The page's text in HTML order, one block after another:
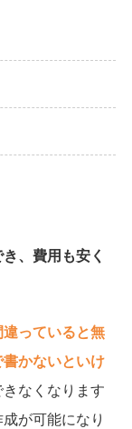
、費用も安く
っていると無
かないといけ
なくなります
が可能になり